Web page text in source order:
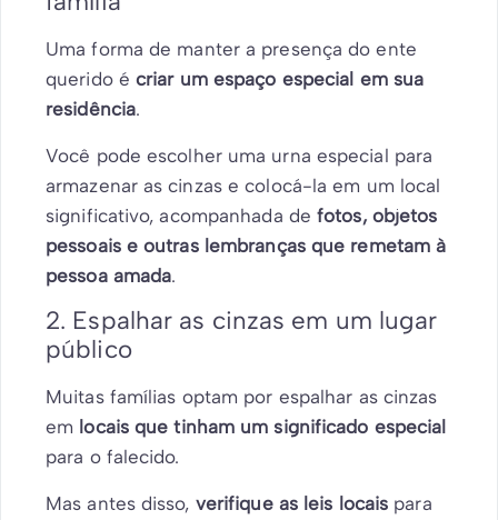
Uma forma de manter a presença do ente
querido é criar um espaço especial em sua
residência.
Você pode escolher uma urna especial para
armazenar as cinzas e colocá-la em um local
significativo, acompanhada defotos, objetos
pessoais e outras lembranças que remetam à
pessoa amada.
2. Espalhar as cinzas em um lugar
público
Muitas famílias optam por espalhar as cinzas
em locais que tinham um significado especial
para o falecido.
Mas antes disso, verifique as leis locais para